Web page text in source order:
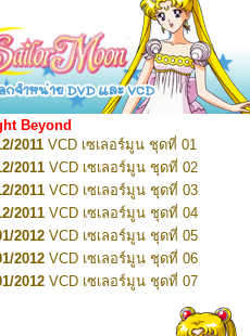
Pretty Guardian Sailor Moon Eternal
10
2026Code Name: Sailor V 1
2026Code Name: Sailor V 2
VCD เซเลอร์มูน คริสตัล VOL.10
2016
VCD เซเลอร์มูน คริสตัล VOL.11
2016VCD เซเลอร์มูน คริสตัล VOL.12
2016VCD เซเลอร์มูน คริสตัล VOL.13
2016 DVD เซเลอร์มูน คริสตัล VOL.1
2016DVD เซเลอร์มูน คริสตัล VOL.2
2016 DVD เซเลอร์มูน คริสตัล VOL.3
2016 DVD เซเลอร์มูน คริสตัล VOL.4
2016 DVD เซเลอร์มูน คริสตัล VOL.5
2016 DVD เซเลอร์มูน คริสตัล VOL.6
2016DVD เซเลอร์มูน คริสตัล VOL.7
2016DVD เซเลอร์มูน คริสตัล VOL.8
2017 DVD เซเลอร์มูน คริสตัล Box-Set
Beyond
2011 VCD เซเลอร์มูน ชุดที่ 01
2011 VCD เซเลอร์มูน ชุดที่ 02
2011 VCD เซเลอร์มูน ชุดที่ 03
2011 VCD เซเลอร์มูน ชุดที่ 04
2012 VCD เซเลอร์มูน ชุดที่ 05
2012 VCD เซเลอร์มูน ชุดที่ 06
2012 VCD เซเลอร์มูน ชุดที่ 07
VCD เซเลอร์มูน ชุดที่ 08
VCD เซเลอร์มูน ชุดที่ 09